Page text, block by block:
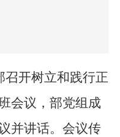
召开树立和践行正
会议，部党组成
并讲话。会议传